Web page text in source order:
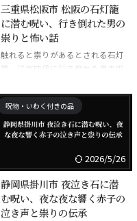
三重県松阪市 松阪の石灯籠
に潜む呪い、行き倒れた男の
祟りと怖い話
触れると祟りがあるとされる石灯
籠。江戸時代に行き倒れた男の呪
呪物・いわく付きの品
2026/5/26
静岡県掛川市 夜泣き石に潜
む呪い、夜な夜な響く赤子の
泣き声と祟りの伝承